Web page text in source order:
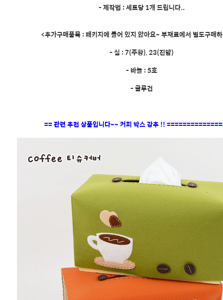
- 제작법 : 세트당 1개 드립니다..
<추가구매품목 : 패키지에 들어 있지 않아요~ 부재료에서 별도구매
- 실 : 7(주황), 23(진밤)
- 바늘 : 5호
- 글루건
== 관련 추천 상품입니다~~ 커피 박스 강추 !!